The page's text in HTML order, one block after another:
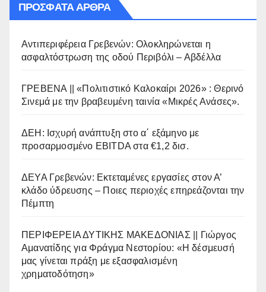
ΠΡΌΣΦΑΤΑ ΆΡΘΡΑ
Αντιπεριφέρεια Γρεβενών: Ολοκληρώνεται η
ασφαλτόστρωση της οδού Περιβόλι – Αβδέλλα
ΓΡΕΒΕΝΑ || «Πολιτιστικό Καλοκαίρι 2026» : Θερινό
Σινεμά με την βραβευμένη ταινία «Μικρές Ανάσες».
ΔΕΗ: Ισχυρή ανάπτυξη στο α΄ εξάμηνο με
προσαρμοσμένο EBITDA στα €1,2 δισ.
ΔΕΥΑ Γρεβενών: Εκτεταμένες εργασίες στον Α’
κλάδο ύδρευσης – Ποιες περιοχές επηρεάζονται την
Πέμπτη
ΠΕΡΙΦΕΡΕΙΑ ΔΥΤΙΚΗΣ ΜΑΚΕΔΟΝΙΑΣ || Γιώργος
Αμανατίδης για Φράγμα Νεστορίου: «Η δέσμευσή
μας γίνεται πράξη με εξασφαλισμένη
χρηματοδότηση»